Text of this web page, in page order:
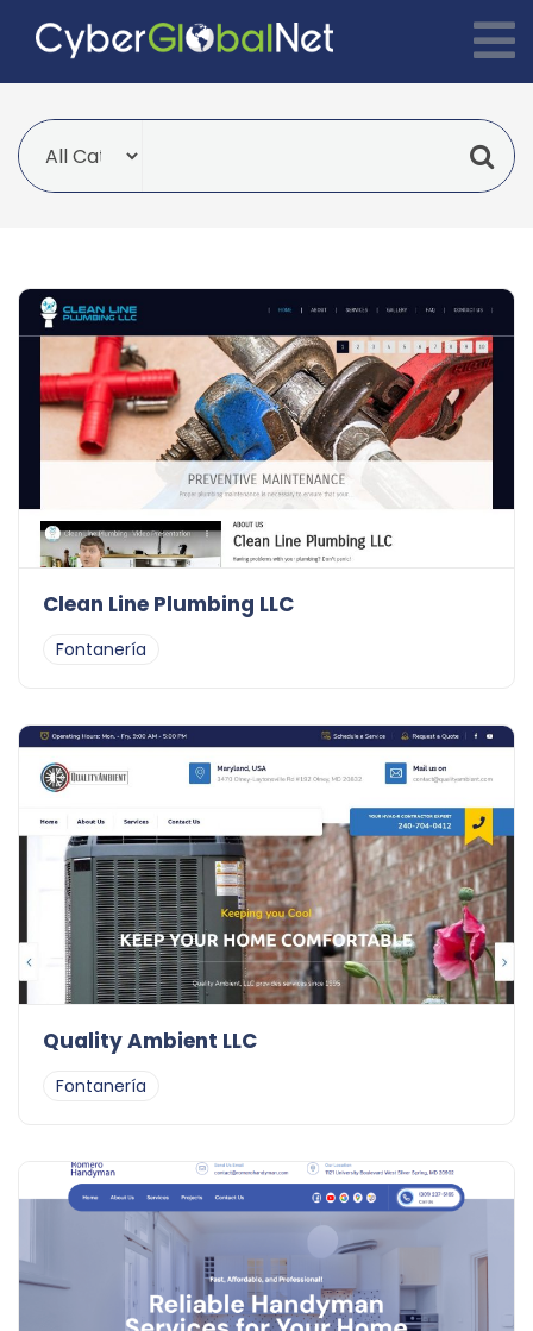
Clean Line Plumbing LLC
Fontanería
Quality Ambient LLC
Fontanería